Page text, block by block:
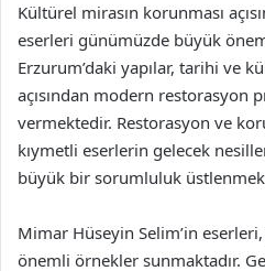
Kültürel mirasın korunması
eserleri günümüzde büyük
Erzurum’daki yapılar, tarihi ve
açısından modern restorasyon
vermektedir. Restorasyon ve
kıymetli eserlerin gelecek
büyük bir sorumluluk
Mimar Hüseyin Selim’in
önemli örnekler sunmaktadır.